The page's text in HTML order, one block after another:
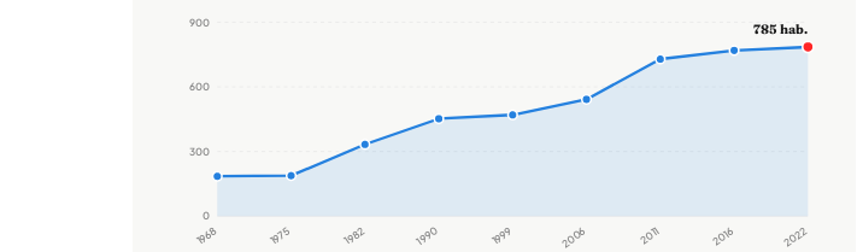
0
300
600
900
1968 1975 1982 1990 1999 2006 2011 2016 2022
785 hab.